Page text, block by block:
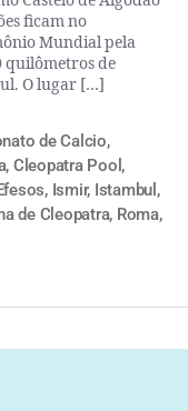
ficam no
Mundial pela
quilômetros de
O lugar […]
de Calcio,
, Cleopatra Pool ,
Efesos, Ismir, Istambul ,
de Cleopatra, Roma,